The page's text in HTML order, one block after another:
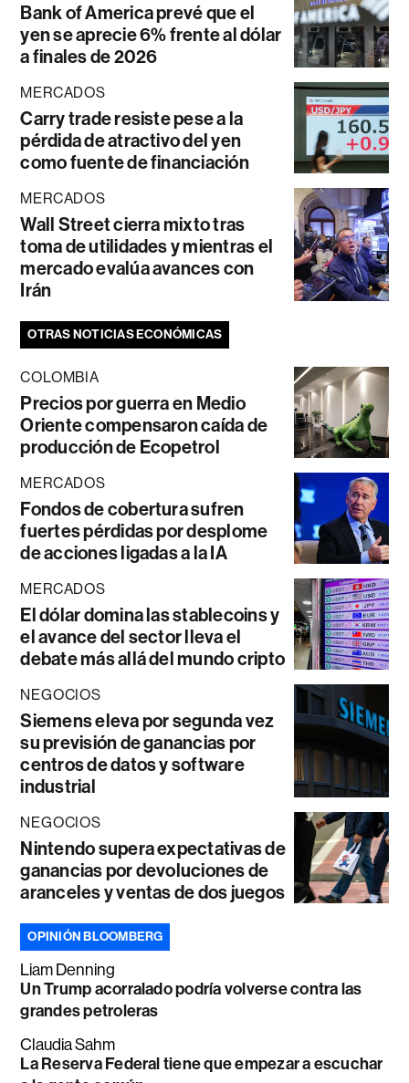
Bank of America prevé que el
yen se aprecie 6% frente al dólar
a finales de 2026
MERCADOS
Carry trade resiste pese a la
pérdida de atractivo del yen
como fuente de financiación
MERCADOS
Wall Street cierra mixto tras
toma de utilidades y mientras el
mercado evalúa avances con
Irán
OTRAS NOTICIAS ECONÓMICAS
COLOMBIA
Precios por guerra en Medio
Oriente compensaron caída de
producción de Ecopetrol
MERCADOS
Fondos de cobertura sufren
fuertes pérdidas por desplome
de acciones ligadas a la IA
MERCADOS
El dólar domina las stablecoins y
el avance del sector lleva el
debate más allá del mundo cripto
NEGOCIOS
Siemens eleva por segunda vez
su previsión de ganancias por
centros de datos y software
industrial
NEGOCIOS
Nintendo supera expectativas de
ganancias por devoluciones de
aranceles y ventas de dos juegos
OPINIÓN BLOOMBERG
Liam Denning
Un Trump acorralado podría volverse contra las
grandes petroleras
Claudia Sahm
La Reserva Federal tiene que empezar a escuchar